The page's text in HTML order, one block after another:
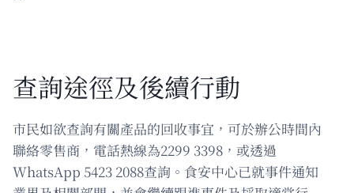
查詢途徑及後續行動
市民如欲查詢有關產品的回收事宜，可於辦公時間內
聯絡零售商，電話熱線為2299 3398，或透過
WhatsApp 5423 2088查詢。食安中心已就事件通知